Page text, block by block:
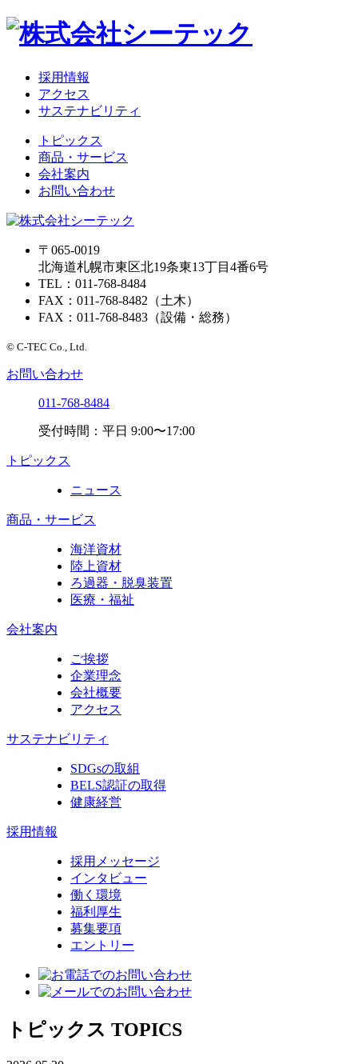
採用情報
アクセス
サステナビリティ
トピックス
商品・サービス
会社案内
お問い合わせ
〒065-0019
北海道札幌市東区北19条東13丁目4番6号
TEL：011-768-8484
FAX：011-768-8482（土木）
FAX：011-768-8483（設備・総務）
© C-TEC Co., Ltd.
お問い合わせ
011-768-8484
受付時間：平日 9:00〜17:00
トピックス
ニュース
商品・サービス
海洋資材
陸上資材
ろ過器・脱臭装置
医療・福祉
会社案内
ご挨拶
企業理念
会社概要
アクセス
サステナビリティ
SDGsの取組
BELS認証の取得
健康経営
採用情報
採用メッセージ
インタビュー
働く環境
福利厚生
募集要項
エントリー
トピックス TOPICS